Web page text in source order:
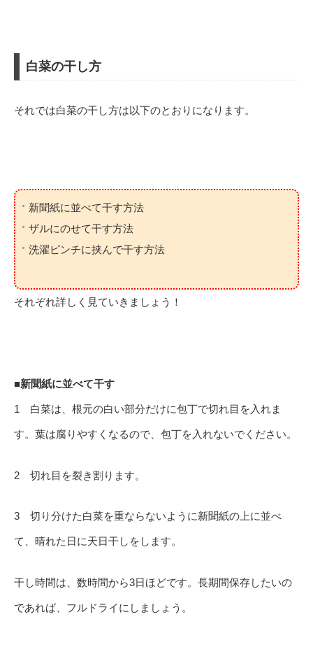
白菜の干し方
それでは白菜の干し方は以下のとおりになります。
新聞紙に並べて干す方法
ザルにのせて干す方法
洗濯ピンチに挟んで干す方法
それぞれ詳しく見ていきましょう！
■新聞紙に並べて干す
1 白菜は、根元の白い部分だけに包丁で切れ目を入れま
す。葉は腐りやすくなるので、包丁を入れないでください。
2 切れ目を裂き割ります。
3 切り分けた白菜を重ならないように新聞紙の上に並べ
て、晴れた日に天日干しをします。
干し時間は、数時間から3日ほどです。長期間保存したいの
であれば、フルドライにしましょう。